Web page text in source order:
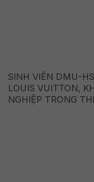
SINH VIÊN DMU-
LOUIS VUITTON,
NGHIỆP TRONG